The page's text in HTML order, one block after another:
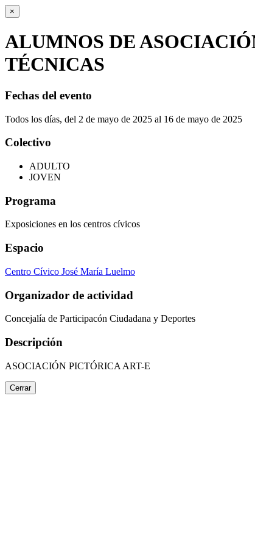
×
ALUMNOS DE
TÉCNICAS
Fechas del evento
Todos los días, del 2 de mayo de 2025 al 16 de mayo de 2025
Colectivo
ADULTO
JOVEN
Programa
Exposiciones en los centros cívicos
Espacio
Centro Cívico José María Luelmo
Organizador de actividad
Concejalía de Participacón Ciudadana y Deportes
Descripción
ASOCIACIÓN PICTÓRICA ART-E
Cerrar